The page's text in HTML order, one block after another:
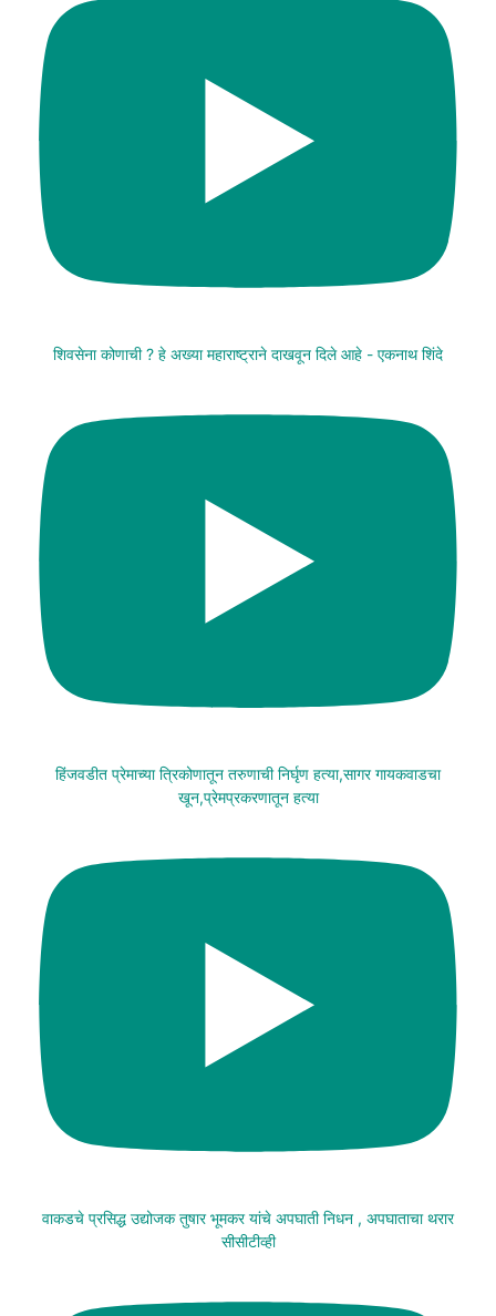
शिवसेना कोणाची ? हे अख्या महाराष्ट्राने दाखवून दिले आहे - एकनाथ शिंदे
हिंजवडीत प्रेमाच्या त्रिकोणातून तरुणाची निर्घृण हत्या,सागर गायकवाडचा
खून,प्रेमप्रकरणातून हत्या
वाकडचे प्रसिद्ध उद्योजक तुषार भूमकर यांचे अपघाती निधन , अपघाताचा थरार
सीसीटीव्ही